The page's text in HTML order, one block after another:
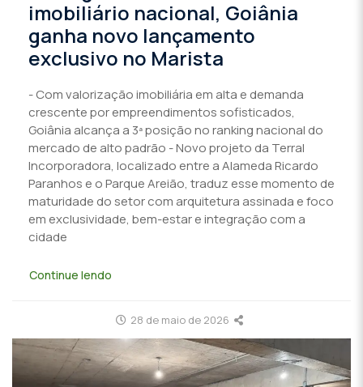
imobiliário nacional, Goiânia
ganha novo lançamento
exclusivo no Marista
- Com valorização imobiliária em alta e demanda
crescente por empreendimentos sofisticados,
Goiânia alcança a 3ª posição no ranking nacional do
mercado de alto padrão - Novo projeto da Terral
Incorporadora, localizado entre a Alameda Ricardo
Paranhos e o Parque Areião, traduz esse momento de
maturidade do setor com arquitetura assinada e foco
em exclusividade, bem-estar e integração com a
cidade
Continue lendo
28 de maio de 2026